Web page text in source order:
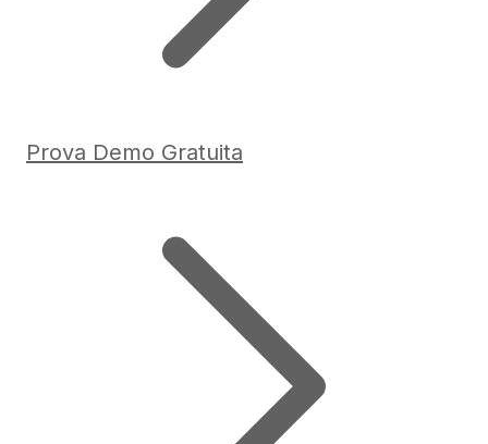
Prova Demo Gratuita